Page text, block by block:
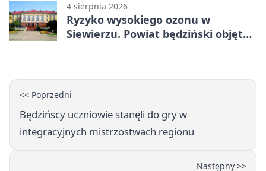
4 sierpnia 2026
Ryzyko wysokiego ozonu w
Siewierzu. Powiat będziński objęty
<< Poprzedni
Będzińscy uczniowie stanęli do gry w
integracyjnych mistrzostwach regionu
Następny >>